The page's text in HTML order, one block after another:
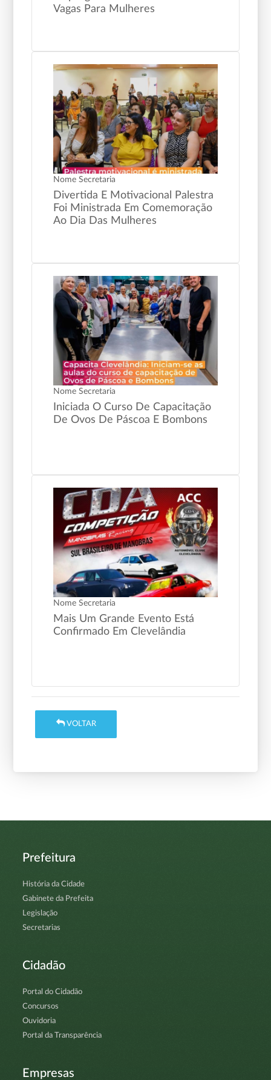
Vagas Para Mulheres
Nome Secretaria
Divertida E Motivacional Palestra
Foi Ministrada Em Comemoração
Ao Dia Das Mulheres
Nome Secretaria
Iniciada O Curso De Capacitação
De Ovos De Páscoa E Bombons
Nome Secretaria
Mais Um Grande Evento Está
Confirmado Em Clevelândia
VOLTAR
Prefeitura
História da Cidade
Gabinete da Prefeita
Legislação
Secretarias
Cidadão
Portal do Cidadão
Concursos
Ouvidoria
Portal da Transparência
Empresas